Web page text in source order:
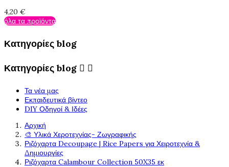
4,20 €
όλα τα προϊόντα
Κατηγορίες blog
Κατηγορίες blog  
Τα νέα μας
Εκπαιδευτικά βίντεο
DIY Οδηγοί & Ιδέες
Αρχική
🎨 Υλικά Χεροτεχνίας- Ζωγραφικής
Ριζόχαρτα Decoupage | Rice Papers για Χειροτεχνία &
Δημιουργίες
Ριζόχαρτα Calambour Collection 50X35 εκ